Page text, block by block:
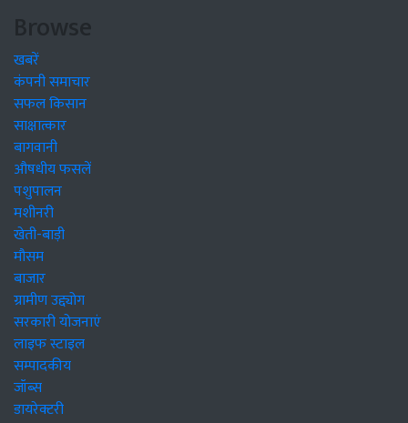
Browse
खबरें
कंपनी समाचार
सफल किसान
साक्षात्कार
बागवानी
औषधीय फसलें
पशुपालन
मशीनरी
खेती-बाड़ी
मौसम
बाजार
ग्रामीण उद्द्योग
सरकारी योजनाएं
लाइफ स्टाइल
सम्पादकीय
जॉब्स
डायरेक्टरी